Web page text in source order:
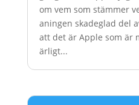
om vem som stämmer
aningen skadeglad del
att det är Apple som är
ärligt...